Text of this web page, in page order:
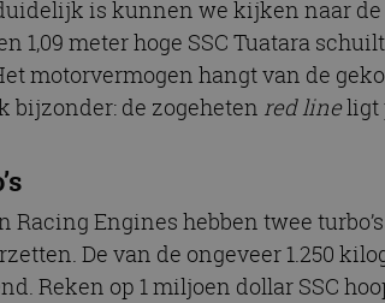
is kunnen we kijken naar
1,09 meter hoge SSC Tuatara
motorvermogen hangt van de
bijzonder: de zogeheten red lineligt
Racing Engines hebben twee
De van de ongeveer 1.250
Reken op 1 miljoen dollar SSC